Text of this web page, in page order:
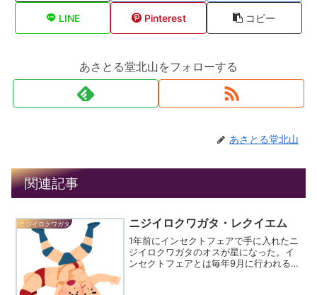
LINE Pinterest コピー
あさとる堂北山をフォローする
あさとる堂北山
関連記事
ニジイロクワガタ ニジイロクワガタ・レクイエム
1年前にインセクトフェアで手に入れたニ
ジイロクワガタのオスが星になった。イ
ンセクトフェアとは毎年9月に行われる昆